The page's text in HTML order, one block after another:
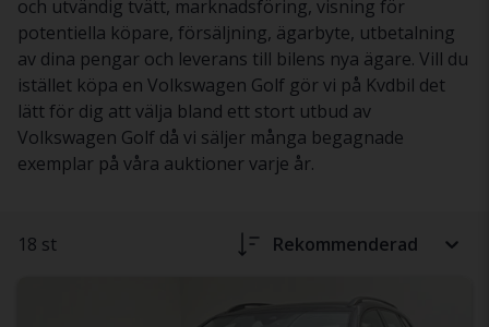
och utvändig tvätt, marknadsföring, visning för
potentiella köpare, försäljning, ägarbyte, utbetalning
av dina pengar och leverans till bilens nya ägare. Vill du
istället köpa en Volkswagen Golf gör vi på Kvdbil det
lätt för dig att välja bland ett stort utbud av
Volkswagen Golf då vi säljer många begagnade
exemplar på våra auktioner varje år.
18 st Rekommenderad